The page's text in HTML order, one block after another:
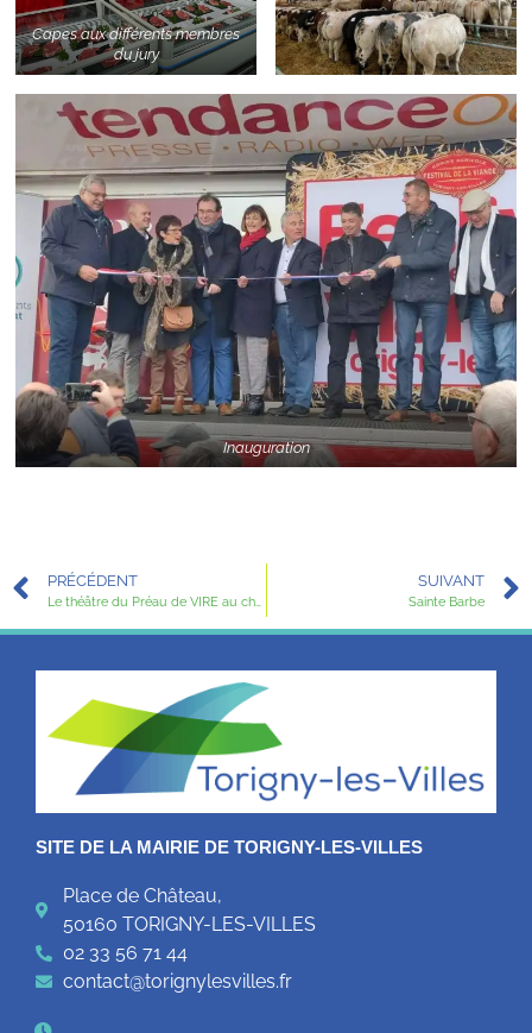
Capes aux différents membres
du jury
Inauguration
PRÉCÉDENT
Le théâtre du Préau de VIRE au château
SUIVANT
Sainte Barbe
SITE DE LA MAIRIE DE TORIGNY-LES-VILLES
Place de Château,
50160 TORIGNY-LES-VILLES
02 33 56 71 44
contact@torignylesvilles.fr